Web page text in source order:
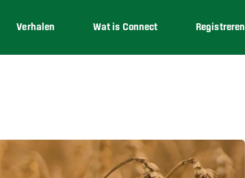
Verhalen Wat is Connect Registreren